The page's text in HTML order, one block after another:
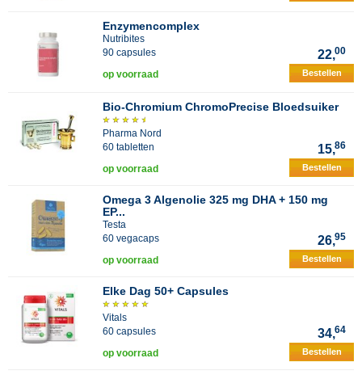
Enzymencomplex
Nutribites
90 capsules
22,00
op voorraad Bestellen
Bio-Chromium ChromoPrecise Bloedsuiker
Pharma Nord
60 tabletten
15,86
op voorraad Bestellen
Omega 3 Algenolie 325 mg DHA + 150 mg
EP...
Testa
60 vegacaps
26,95
op voorraad Bestellen
Elke Dag 50+ Capsules
Vitals
60 capsules
34,64
op voorraad Bestellen